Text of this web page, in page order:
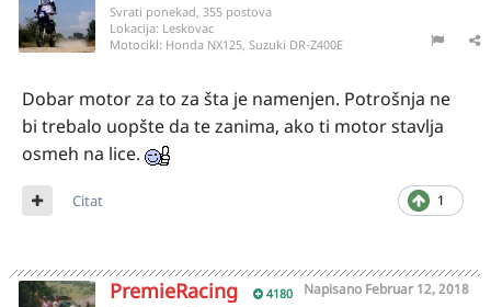
Svrati ponekad, 355 postova
Lokacija: Leskovac
Motocikl: Honda NX125, Suzuki DR-Z400E
Dobar motor za to za šta je namenjen. Potrošnja ne
bi trebalo uopšte da te zanima, ako ti motor stavlja
osmeh na lice.
1
Citat
PremieRacing 4180 Napisano Februar 12, 2018